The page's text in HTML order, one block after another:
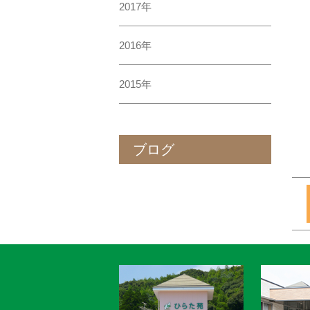
2017年
2016年
2015年
ブログ